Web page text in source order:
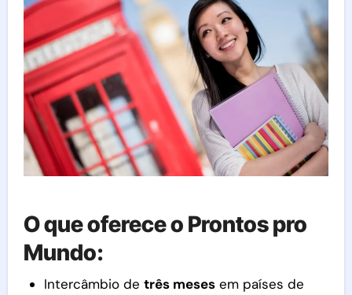
O que oferece o Prontos pro
Mundo:
Intercâmbio de três mesesem países de